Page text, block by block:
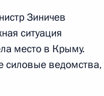
Зиничев
ситуация
место в Крыму.
силовые ведомства,